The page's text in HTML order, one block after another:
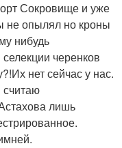
Сокровище и уже
не опылял но кроны
нибудь
черенков
нет сейчас у нас.
считаю
лишь